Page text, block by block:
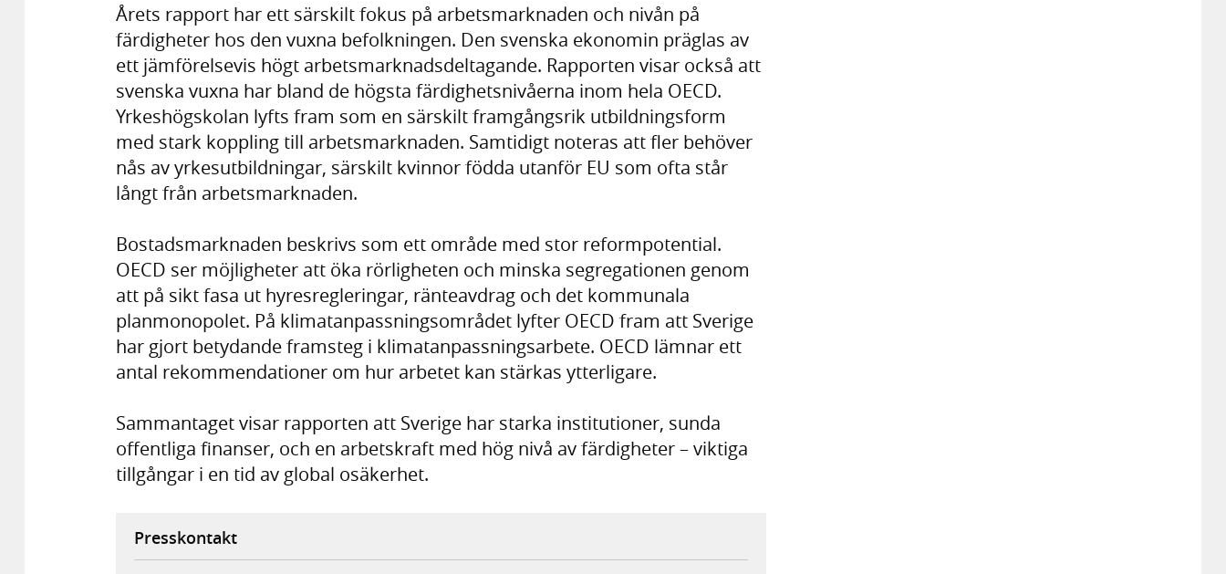
Årets rapport har ett särskilt fokus på arbetsmarknaden och nivån på
färdigheter hos den vuxna befolkningen. Den svenska ekonomin präglas av
ett jämförelsevis högt arbetsmarknadsdeltagande. Rapporten visar också att
svenska vuxna har bland de högsta färdighetsnivåerna inom hela OECD.
Yrkeshögskolan lyfts fram som en särskilt framgångsrik utbildningsform
med stark koppling till arbetsmarknaden. Samtidigt noteras att fler behöver
nås av yrkesutbildningar, särskilt kvinnor födda utanför EU som ofta står
långt från arbetsmarknaden.
Bostadsmarknaden beskrivs som ett område med stor reformpotential.
OECD ser möjligheter att öka rörligheten och minska segregationen genom
att på sikt fasa ut hyresregleringar, ränteavdrag och det kommunala
planmonopolet. På klimatanpassningsområdet lyfter OECD fram att Sverige
har gjort betydande framsteg i klimatanpassningsarbete. OECD lämnar ett
antal rekommendationer om hur arbetet kan stärkas ytterligare.
Sammantaget visar rapporten att Sverige har starka institutioner, sunda
offentliga finanser, och en arbetskraft med hög nivå av färdigheter – viktiga
tillgångar i en tid av global osäkerhet.
Presskontakt